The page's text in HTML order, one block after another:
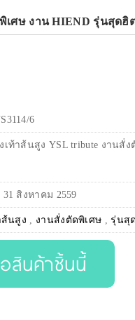
ศษ งาน HIEND รุ่นสุดฮิ
6
เท้าส้นสูง YSL tribute งานสั่
31 สิงหาคม 2559
ส้นสูง , งานสั่งตัดพิเศษ ,รุ่นสุ
สินค้าชิ้นนี้